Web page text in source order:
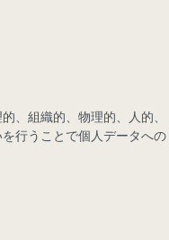
、組織的、物理的、人的、
行うことで個人データへの